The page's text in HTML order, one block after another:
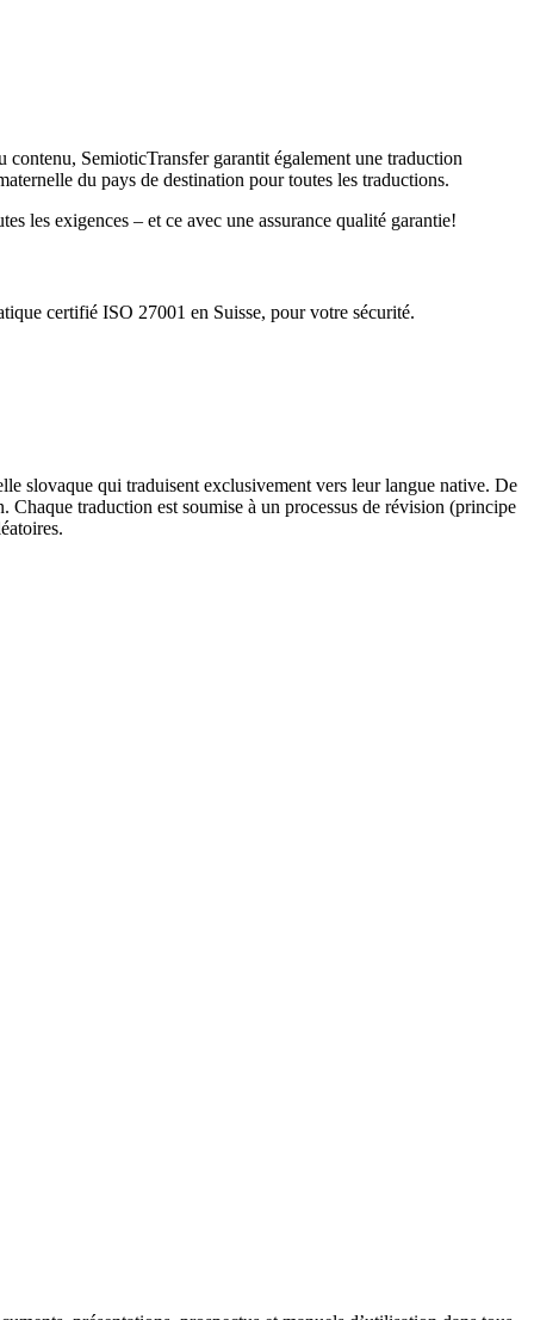
SemioticTransfer garantit également une traduction
du pays de destination pour toutes les traductions.
les exigences – et ce avec une assurance qualité garantie!
certifié ISO 27001 en Suisse, pour votre sécurité.
slovaque qui traduisent exclusivement vers leur langue native. De
Chaque traduction est soumise à un processus de révision (principe